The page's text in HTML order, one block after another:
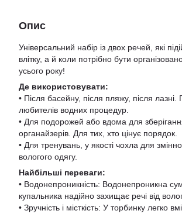
Опис
Універсальний набір із двох речей, які
влітку, а й коли потрібно бути
усього року!
Де використовувати:
• Після басейну, після пляжу, після лазні.
любителів водних процедур.
• Для подорожей або вдома для
органайзерів. Для тих, хто цінує порядок.
• Для тренувань, у якості чохла для
вологого одягу.
Найбільші переваги:
​​​​​​• Водонепроникність: Водонепроникна
купальника надійно захищає речі від
• Зручність і місткість: У торбинку легко